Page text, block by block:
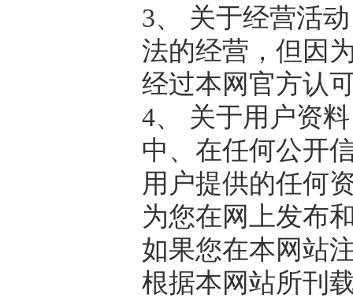
3、 关于经营活
法的经营，但因
经过本网官方认
4、 关于用户资
中、在任何公开
用户提供的任何
为您在网上发布
如果您在本网站
根据本网站所刊